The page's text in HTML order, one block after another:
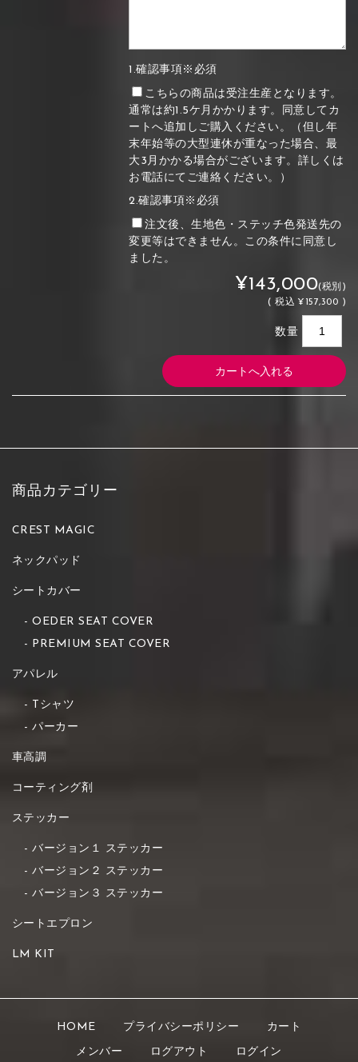
1.確認事項※必須
こちらの商品は受注生産となります。
通常は約1.5ケ月かかります。同意してカ
ートへ追加しご購入ください。（但し年
末年始等の大型連休が重なった場合、最
大3月かかる場合がございます。詳しくは
お電話にてご連絡ください。）
2.確認事項※必須
注文後、生地色・ステッチ色発送先の
変更等はできません。この条件に同意し
ました。
¥143,000(税別)
(税込 ¥157,300 )
数量
商品カテゴリー
CREST MAGIC
ネックパッド
シートカバー
OEDER SEAT COVER
PREMIUM SEAT COVER
アパレル
Tシャツ
パーカー
車高調
コーティング剤
ステッカー
バージョン１ ステッカー
バージョン２ ステッカー
バージョン３ ステッカー
シートエプロン
LM KIT
HOME プライバシーポリシー カート
メンバー ログアウト ログイン